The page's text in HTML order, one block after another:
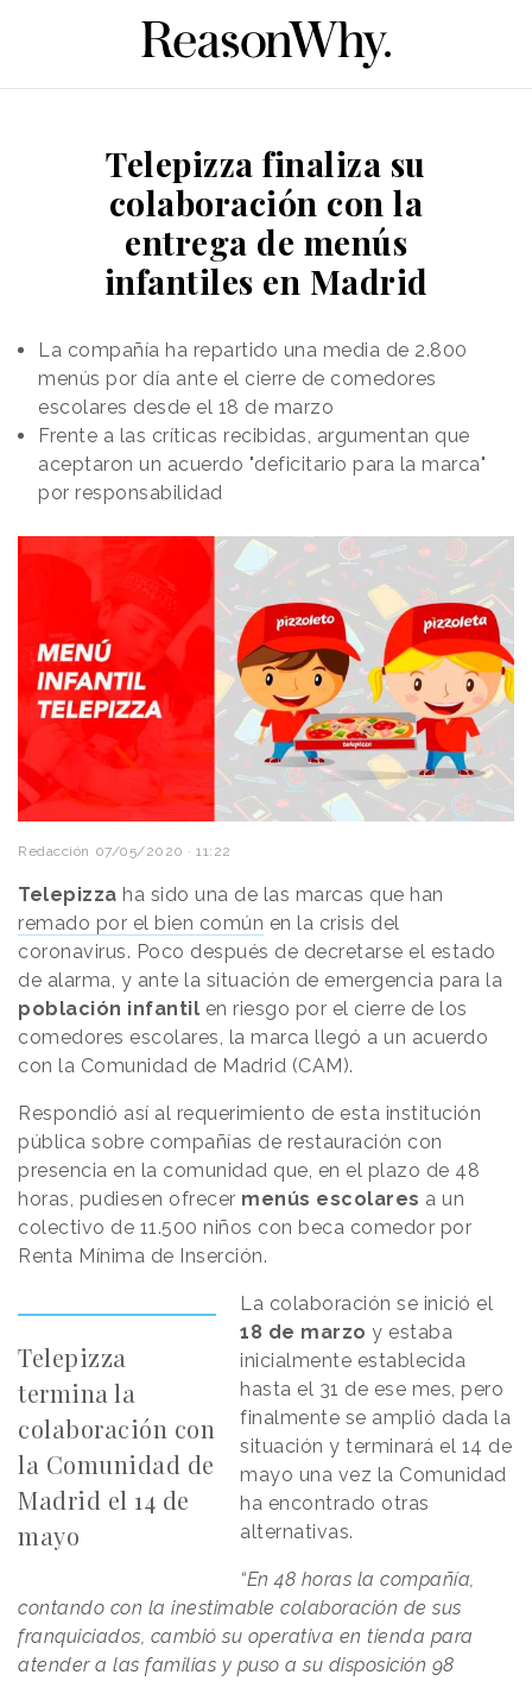
Telepizza finaliza su
colaboración con la
entrega de menús
infantiles en Madrid
La compañía ha repartido una media de 2.800
menús por día ante el cierre de comedores
escolares desde el 18 de marzo
Frente a las críticas recibidas, argumentan que
aceptaron un acuerdo "deficitario para la marca"
por responsabilidad
Redacción 07/05/2020 · 11:22
Telepizza ha sido una de las marcas que han
remado por el bien común en la crisis del
coronavirus. Poco después de decretarse el estado
de alarma, y ante la situación de emergencia para la
población infantil en riesgo por el cierre de los
comedores escolares, la marca llegó a un acuerdo
con la Comunidad de Madrid (CAM).
Respondió así al requerimiento de esta institución
pública sobre compañías de restauración con
presencia en la comunidad que, en el plazo de 48
horas, pudiesen ofrecer menús escolares a un
colectivo de 11.500 niños con beca comedor por
Renta Mínima de Inserción.
Telepizza
termina la
colaboración con
la Comunidad de
Madrid el 14 de
mayo
La colaboración se inició el
18 de marzo y estaba
inicialmente establecida
hasta el 31 de ese mes, pero
finalmente se amplió dada la
situación y terminará el 14 de
mayo una vez la Comunidad
ha encontrado otras
alternativas.
“En 48 horas la compañía,
contando con la inestimable colaboración de sus
franquiciados, cambió su operativa en tienda para
atender a las familias y puso a su disposición 98